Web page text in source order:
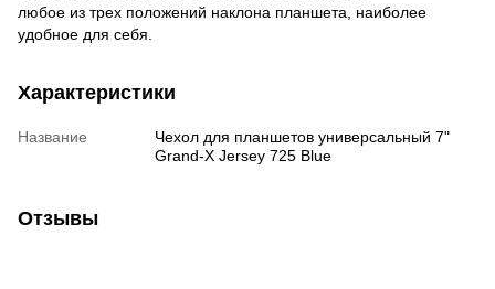
любое из трех положений наклона планшета, наиболее
удобное для себя.
Характеристики
Название
Чехол для планшетов универсальный 7"
Grand-X Jersey 725 Blue
Отзывы